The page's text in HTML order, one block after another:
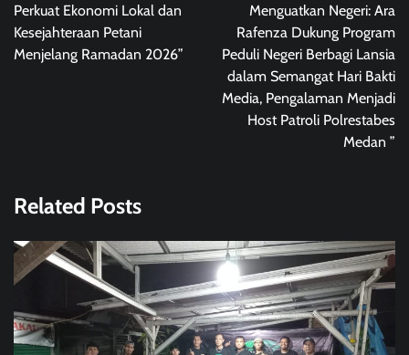
Perkuat Ekonomi Lokal dan
Kesejahteraan Petani
Menjelang Ramadan 2026”
Menguatkan Negeri: Ara
Rafenza Dukung Program
Peduli Negeri Berbagi Lansia
dalam Semangat Hari Bakti
Media, Pengalaman Menjadi
Host Patroli Polrestabes
Medan ”
Related Posts